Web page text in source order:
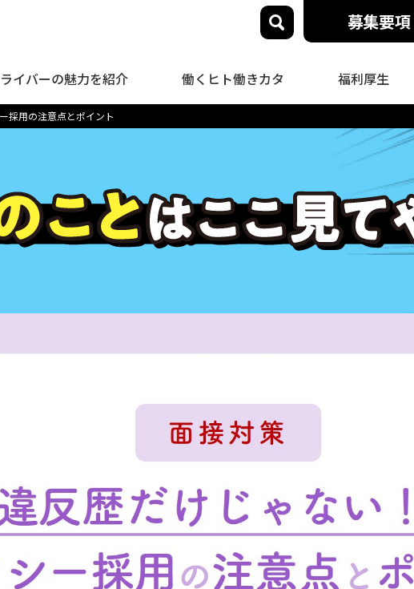
募集要項
イバーの魅力を紹介 働くヒト働きカタ 福利厚生
close
採用の注意点とポイント